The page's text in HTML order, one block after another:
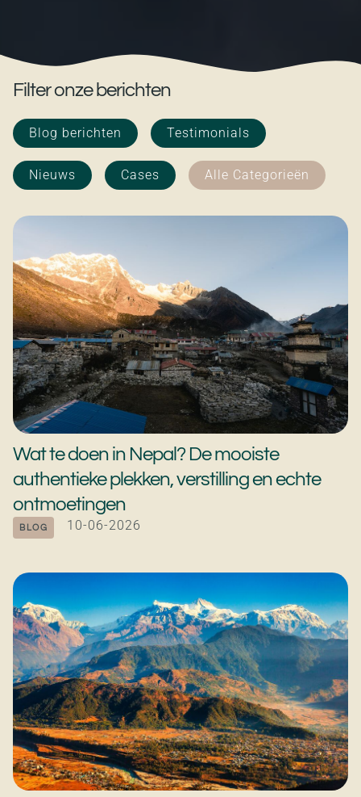
Filter onze berichten
Blog berichten Testimonials
Nieuws Cases Alle Categorieën
Wat te doen in Nepal? De mooiste
authentieke plekken, verstilling en echte
ontmoetingen
BLOG 10-06-2026